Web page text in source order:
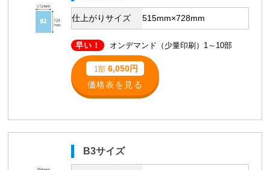
仕上がりサイズ 515mm×728mm
早い！ オンデマンド（少量印刷）1～10部
1部6,050円
価格表を見る
B3サイズ